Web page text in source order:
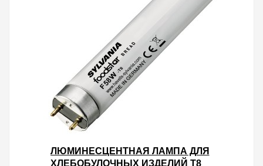
ЛЮМИНЕСЦЕНТНАЯ ЛАМПА ДЛЯ
ХЛЕБОБУЛОЧНЫХ ИЗДЕЛИЙ T8